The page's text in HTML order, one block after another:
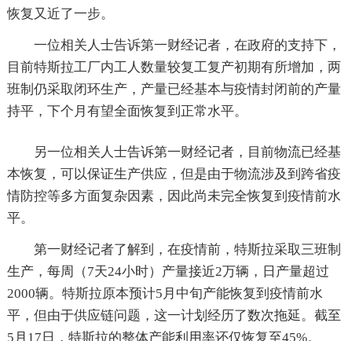
恢复又近了一步。
一位相关人士告诉第一财经记者，在政府的支持下，
目前特斯拉工厂内工人数量较复工复产初期有所增加，两
班制仍采取闭环生产，产量已经基本与疫情封闭前的产量
持平，下个月有望全面恢复到正常水平。
另一位相关人士告诉第一财经记者，目前物流已经基
本恢复，可以保证生产供应，但是由于物流涉及到跨省疫
情防控等多方面复杂因素，因此尚未完全恢复到疫情前水
平。
第一财经记者了解到，在疫情前，特斯拉采取三班制
生产，每周（7天24小时）产量接近2万辆，日产量超过
2000辆。特斯拉原本预计5月中旬产能恢复到疫情前水
平，但由于供应链问题，这一计划经历了数次拖延。截至
5月17日，特斯拉的整体产能利用率还仅恢复至45%。